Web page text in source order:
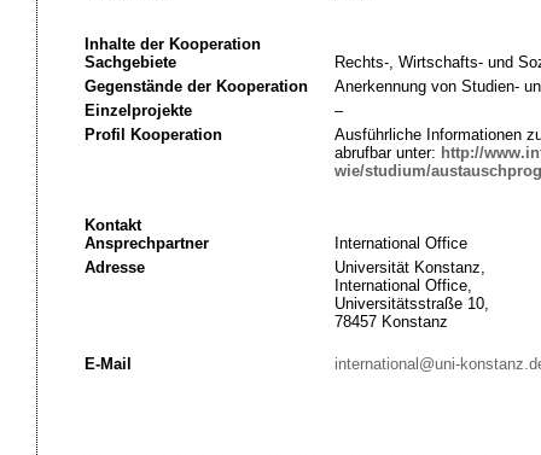
Inhalte der Kooperation
Sachgebiete
Rechts-, Wirtschafts- und
Gegenstände der Kooperation
Anerkennung von Studien-
Einzelprojekte
–
Profil Kooperation
Ausführliche Informationen
abrufbar unter: http://
wie/studium/
Kontakt
Ansprechpartner
International Office
Adresse
Universität Konstanz,
International Office,
Universitätsstraße 10,
78457 Konstanz
E-Mail international@uni-